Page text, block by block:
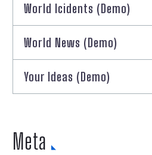
World Icidents (Demo)
World News (Demo)
Your Ideas (Demo)
Meta